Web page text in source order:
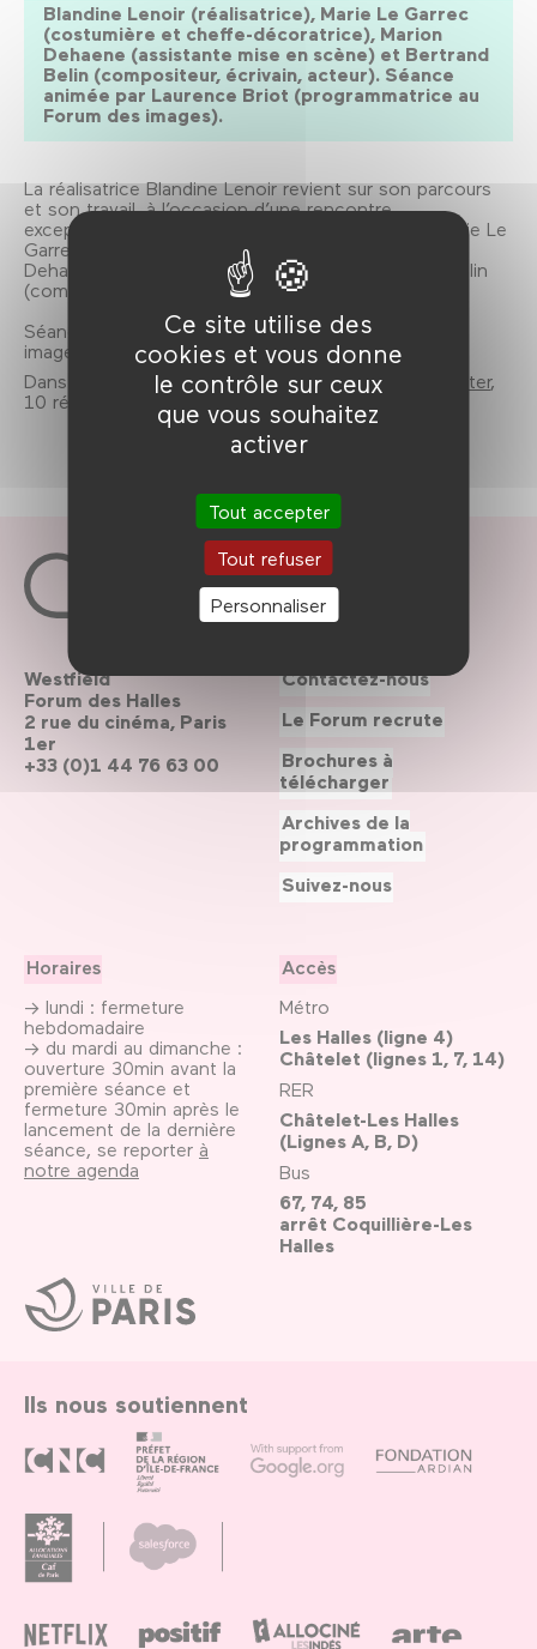
Ce site utilise des
cookies et vous donne
le contrôle sur ceux
que vous souhaitez
activer
Tout accepter
Tout refuser
Personnaliser
Blandine Lenoir (réalisatrice), Marie Le Garrec
(costumière et cheffe-décoratrice), Marion
Dehaene (assistante mise en scène) et Bertrand
Belin (compositeur, écrivain, acteur). Séance
animée par Laurence Briot (programmatrice au
Forum des images).
La réalisatrice Blandine Lenoir revient sur son parcours
et son travail, à l’occasion d’une rencontre
exceptionnelle à laquelle elle a souhaité convier Marie Le
Garrec (costumière et cheffe-décoratrice), Marion
Dehaene (assistante mise en scène) et Bertrand Belin
(compositeur, écrivain, acteur).
Séance enregistrée le 8 février 2025 au Forum des
images.
Dans le cadre de la hématique Elles sont là pour rester,
10 réalisatrices aujourd’hui en France.
Ville
de
Paris
Westfield
Forum des Halles
2 rue du cinéma, Paris
1er
+33 (0)1 44 76 63 00
Horaires
→ lundi : fermeture
hebdomadaire
→ du mardi au dimanche :
ouverture 30min avant la
première séance et
fermeture 30min après le
lancement de la dernière
séance, se reporter à
notre agenda
Accès
Métro
Les Halles (ligne 4)
Châtelet (lignes 1, 7, 14)
RER
Châtelet-Les Halles
(Lignes A, B, D)
Bus
67, 74, 85
arrêt Coquillière-Les
Halles
Contactez-nous
Le Forum recrute
Brochures à
télécharger
Archives de la
programmation
Suivez-nous
Ils nous soutiennent